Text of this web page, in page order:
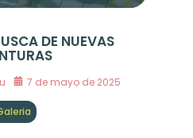
DE NUEVAS
7 de mayo de 2025